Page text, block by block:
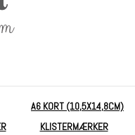
A6 KORT (10,5X14,8CM)
KLISTERMÆRKER